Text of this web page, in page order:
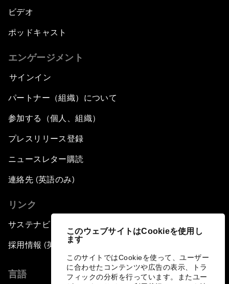
このウェブサイトはCookieを使用し
ます
このサイトではCookieを使って、ユーザー
に合わせたコンテンツや広告の表示、トラ
フィックの分析を行っています。またユー
ビデオ
ポッドキャスト
エンゲージメント
サインイン
パートナー（組織）について
参加する（個人、組織）
プレスリリース登録
ニュースレター購読
連絡先 (英語のみ)
リンク
サステナビリティへの取り組み
採用情報 (英語のみ)
言語